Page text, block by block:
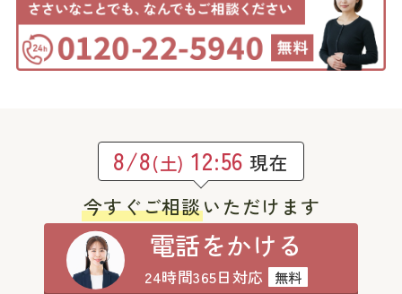
8/8(土) 12:56 現在
今すぐご相談いただけます
電話をかける
24時間365日対応 無料